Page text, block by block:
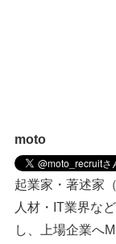
moto
起業家・著述家（
人材・IT業界な
し、上場企業へ